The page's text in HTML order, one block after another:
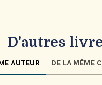
D'autres
AUTEUR DE LA MÊME